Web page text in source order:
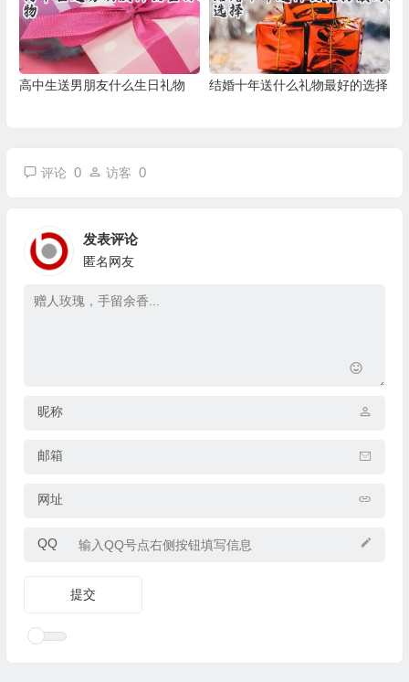
高中生送男朋友什么生日礼物 结婚十年送什么礼物最好的选择
评论 0 访客 0
发表评论
匿名网友
昵称
邮箱
网址
QQ